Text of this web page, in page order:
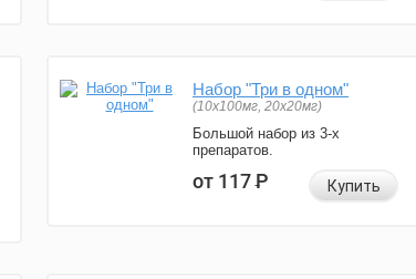
Набор "Три в одном"
(10x100мг, 20x20мг)
Большой набор из 3-х
препаратов.
от 117Р Купить